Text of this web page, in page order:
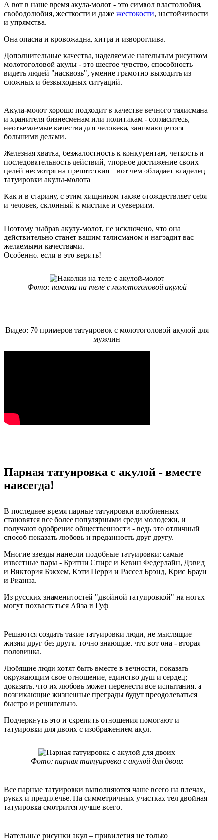
А вот в наше время акула-молот - это символ властолюбия,
свободолюбия, жесткости и даже жестокости, настойчивости
и упрямства.
Она опасна и кровожадна, хитра и изворотлива.
Дополнительные качества, наделяемые нательным рисунком
молотоголовой акулы - это шестое чувство, способность
видеть людей "насквозь", умение грамотно выходить из
сложных и безвыходных ситуаций.
Акула-молот хорошо подходит в качестве вечного талисмана
и хранителя бизнесменам или политикам - согласитесь,
неотъемлемые качества для человека, занимающегося
большими делами.
Железная хватка, безжалостность к конкурентам, четкость и
последовательность действий, упорное достижение своих
целей несмотря на препятствия – вот чем обладает владелец
татуировки акулы-молота.
Как и в старину, с этим хищником также отождествляет себя
и человек, склонный к мистике и суевериям.
Поэтому выбрав акулу-молот, не исключено, что она
действительно станет вашим талисманом и наградит вас
желаемыми качествами.
Особенно, если в это верить!
Фото: наколки на теле с молотоголовой акулой
Видео: 70 примеров татуировок с молотоголовой акулой для
мужчин
Парная татуировка с акулой - вместе
навсегда!
В последнее время парные татуировки влюбленных
становятся все более популярными среди молодежи, и
получают одобрение общественности - ведь это отличный
способ показать любовь и преданность друг другу.
Многие звезды нанесли подобные татуировки: самые
известные пары - Бритни Спирс и Кевин Федерлайн, Дэвид
и Виктория Бэкхем, Кэти Перри и Рассел Брэнд, Крис Браун
и Рианна.
Из русских знаменитостей "двойной татуировкой" на ногах
могут похвастаться Айза и Гуф.
Решаются создать такие татуировки люди, не мыслящие
жизни друг без друга, точно знающие, что вот она - вторая
половинка.
Любящие люди хотят быть вместе в вечности, показать
окружающим свое отношение, единство душ и сердец;
доказать, что их любовь может перенести все испытания, а
возникающие жизненные преграды будут преодолеваться
быстро и решительно.
Подчеркнуть это и скрепить отношения помогают и
татуировки для двоих с изображением акул.
Фото: парная татуировка с акулой для двоих
Все парные татуировки выполняются чаще всего на плечах,
руках и предплечье. На симметричных участках тел двойная
татуировка смотрится лучше всего.
Нательные рисунки акул – привилегия не только